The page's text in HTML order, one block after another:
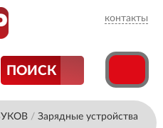
контакты
ПОИСК
/ Зарядные устройства